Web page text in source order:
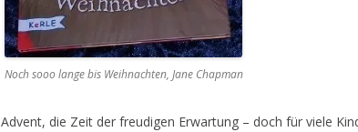
Noch sooo lange bis Weihnachten, Jane Chapman
Advent, die Zeit der freudigen Erwartung – doch für viele